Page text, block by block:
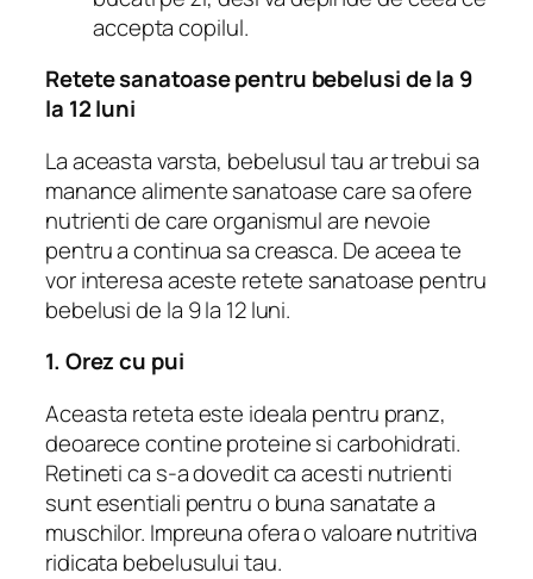
accepta copilul.
Retete sanatoase pentru bebelusi de la 9
la 12 luni
La aceasta varsta, bebelusul tau ar trebui sa
manance alimente sanatoase care sa ofere
nutrienti de care organismul are nevoie
pentru a continua sa creasca. De aceea te
vor interesa aceste retete sanatoase pentru
bebelusi de la 9 la 12 luni.
1. Orez cu pui
Aceasta reteta este ideala pentru pranz,
deoarece contine proteine ​​si carbohidrati.
Retineti ca s-a dovedit ca acesti nutrienti
sunt esentiali pentru o buna sanatate a
muschilor. Impreuna ofera o valoare nutritiva
ridicata bebelusului tau.